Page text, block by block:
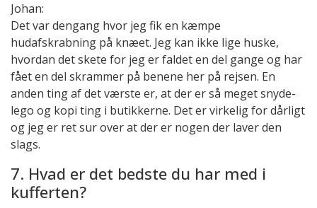
Johan:
Det var dengang hvor jeg fik en kæmpe
hudafskrabning på knæet. Jeg kan ikke lige huske,
hvordan det skete for jeg er faldet en del gange og har
fået en del skrammer på benene her på rejsen. En
anden ting af det værste er, at der er så meget snyde-
lego og kopi ting i butikkerne. Det er virkelig for dårligt
og jeg er ret sur over at der er nogen der laver den
slags.
7. Hvad er det bedste du har med i
kufferten?